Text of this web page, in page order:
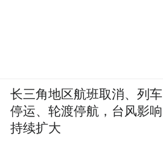
长三角地区航班取消、列车
停运、轮渡停航，台风影响
持续扩大